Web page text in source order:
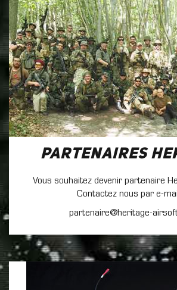
Partenaires
Vous souhaitez devenir partenaire
Contactez nous par e-
partenaire@heritage-